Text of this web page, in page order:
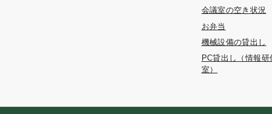
会議室の空き状況
お弁当
機械設備の貸出し
PC貸出し（情報研
室）